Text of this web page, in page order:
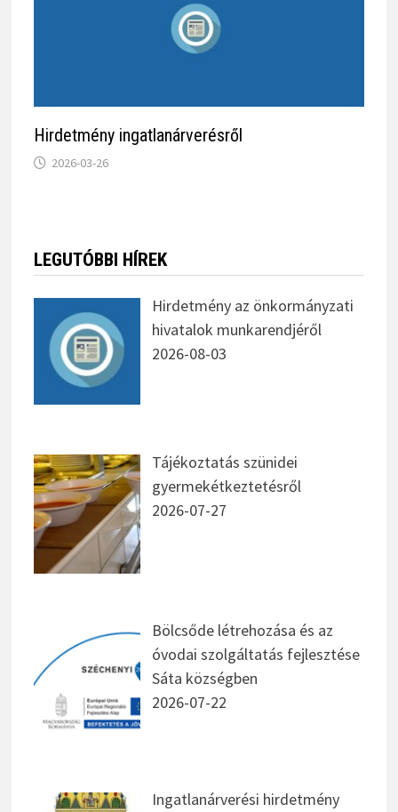
Hirdetmény ingatlanárverésről
2026-03-26
LEGUTÓBBI HÍREK
Hirdetmény az önkormányzati
hivatalok munkarendjéről
2026-08-03
Tájékoztatás szünidei
gyermekétkeztetésről
2026-07-27
Bölcsőde létrehozása és az
óvodai szolgáltatás fejlesztése
Sáta községben
2026-07-22
Ingatlanárverési hirdetmény